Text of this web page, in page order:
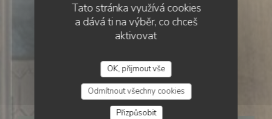
Tato stránka využívá cookies
a dává ti na výběr, co chceš
aktivovat
OK, přijmout vše
Odmítnout všechny cookies
Přizpůsobit
• PARIS
Le Bois